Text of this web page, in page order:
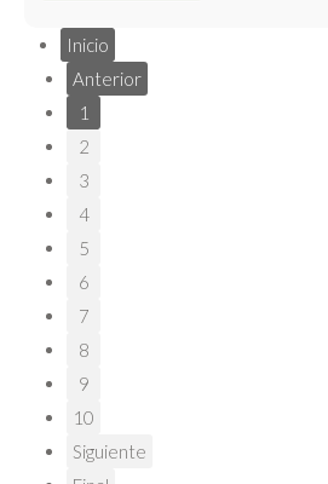
Inicio
Anterior
1
2
3
4
5
6
7
8
9
10
Siguiente